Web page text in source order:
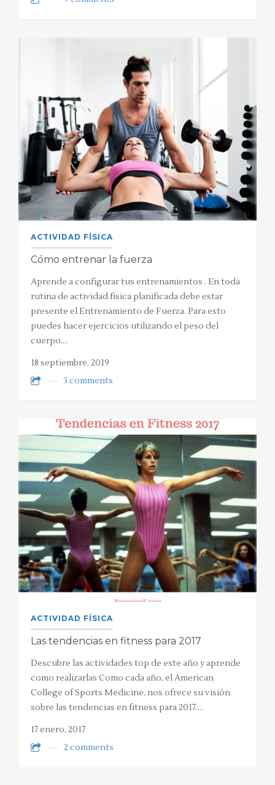
ACTIVIDAD FÍSICA
Cómo entrenar la fuerza
Aprende a configurar tus entrenamientos . En toda
rutina de actividad física planificada debe estar
presente el Entrenamiento de Fuerza. Para esto
puedes hacer ejercicios utilizando el peso del
cuerpo,…
18 septiembre, 2019
3 comments
ACTIVIDAD FÍSICA
Las tendencias en fitness para 2017
Descubre las actividades top de este año y aprende
como realizarlas Como cada año, el American
College of Sports Medicine, nos ofrece su visión
sobre las tendencias en fitness para 2017.…
17 enero, 2017
2 comments